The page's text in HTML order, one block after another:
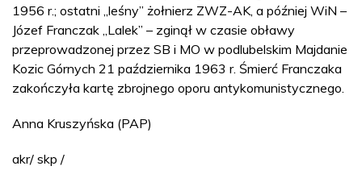
1956 r.; ostatni „leśny” żołnierz ZWZ-AK, a później WiN –
Józef Franczak „Lalek” – zginął w czasie obławy
przeprowadzonej przez SB i MO w podlubelskim Majdanie
Kozic Górnych 21 października 1963 r. Śmierć Franczaka
zakończyła kartę zbrojnego oporu antykomunistycznego.
Anna Kruszyńska (PAP)
akr/ skp /